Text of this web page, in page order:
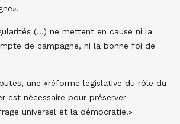
(…) ne mettent en cause ni la
de campagne, ni la bonne foi de
une «réforme législative du rôle du
est nécessaire pour préserver
universel et la démocratie.»